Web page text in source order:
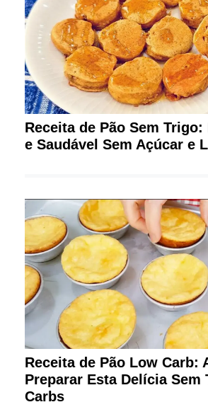
Receita de Pão Sem Trigo:
e Saudável Sem Açúcar e
Receita de Pão Low Carb:
Preparar Esta Delícia Sem
Carbs